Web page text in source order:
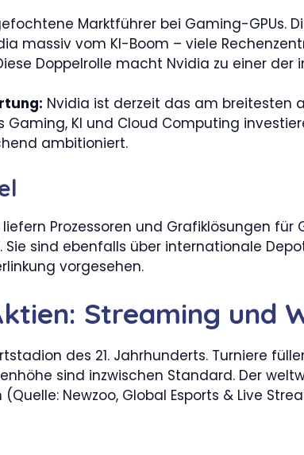
Marktführer bei Gaming-GPUs.
massiv vom KI-Boom – viele
Doppelrolle macht Nvidia zu einer
Nvidia ist derzeit das am breitesten
Gaming, KI und Cloud Computing
ambitioniert.
Prozessoren und Grafiklösungen
Sie sind ebenfalls über internationale
vorgesehen.
Streaming und
des 21. Jahrhunderts. Turniere
sind inzwischen Standard. Der
Newzoo, Global Esports & Live